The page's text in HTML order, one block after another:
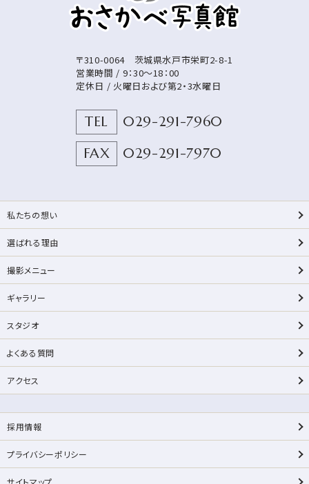
〒310-0064 茨城県水戸市栄町2-8-1
営業時間 / 9：30～18：00
定休日 / 火曜日および第2・3水曜日
TEL
029-291-7960
FAX
029-291-7970
私たちの想い
選ばれる理由
撮影メニュー
ギャラリー
スタジオ
よくある質問
アクセス
採用情報
プライバシーポリシー
サイトマップ